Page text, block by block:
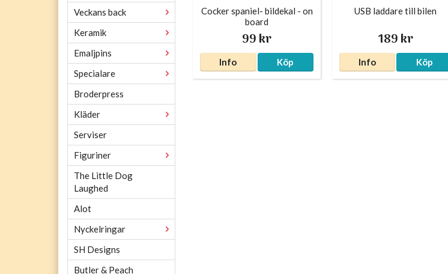
Veckans back
Keramik
Emaljpins
Specialare
Broderpress
Kläder
Serviser
Figuriner
The Little Dog
Laughed
Alot
Nyckelringar
SH Designs
Butler & Peach
Cocker spaniel- bildekal - on
board
99 kr
Info Köp
USB laddare till bilen
189 kr
Info Köp